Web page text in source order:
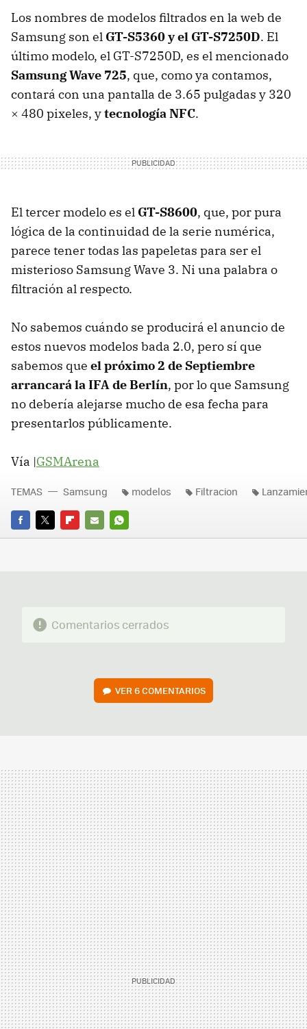
Los nombres de modelos filtrados en la web de
Samsung son el GT-S5360 y el GT-S7250D. El
último modelo, el GT-S7250D, es el mencionado
Samsung Wave 725, que, como ya contamos,
contará con una pantalla de 3.65 pulgadas y 320
× 480 pixeles, ytecnología NFC.
El tercer modelo es el GT-S8600, que, por pura
lógica de la continuidad de la serie numérica,
parece tener todas las papeletas para ser el
misterioso Samsung Wave 3. Ni una palabra o
filtración al respecto.
No sabemos cuándo se producirá el anuncio de
estos nuevos modelos bada 2.0, pero sí que
sabemos que el próximo 2 de Septiembre
arrancará laIFAde Berlín, por lo que Samsung
no debería alejarse mucho de esa fecha para
presentarlos públicamente.
Vía |GSMArena
FACEBOOK
TWITTERFLIPBOARD
E-
WHATSAPP
TEMAS Samsung modelos Filtracion
Comentarios cerrados
VER6 COMENTARIOS